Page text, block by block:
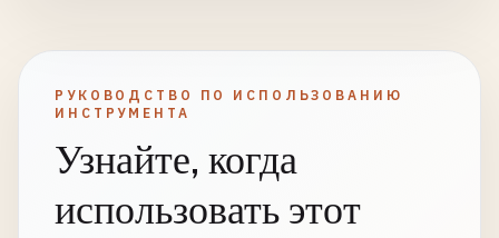
РУКОВОДСТВО ПО ИСПОЛЬЗОВАНИЮ
ИНСТРУМЕНТА
Узнайте, когда
использовать этот